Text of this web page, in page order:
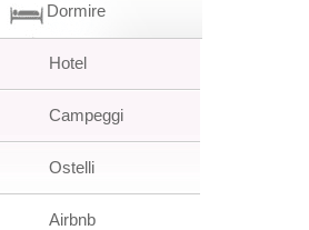
Dormire
Hotel
Campeggi
Ostelli
Airbnb